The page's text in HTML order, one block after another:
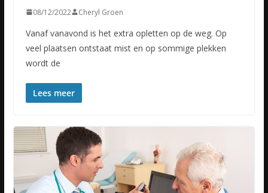
08/12/2022 Cheryl Groen
Vanaf vanavond is het extra opletten op de weg. Op
veel plaatsen ontstaat mist en op sommige plekken
wordt de
Lees meer